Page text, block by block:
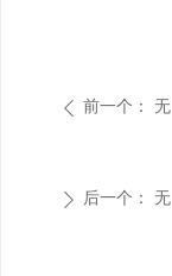
ꄴ 前一个： 无
ꄲ 后一个： 无